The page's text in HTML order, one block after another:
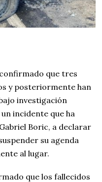
que tres
y posteriormente han
investigación
incidente que ha
Boric, a declarar
su agenda
al lugar.
que los fallecidos